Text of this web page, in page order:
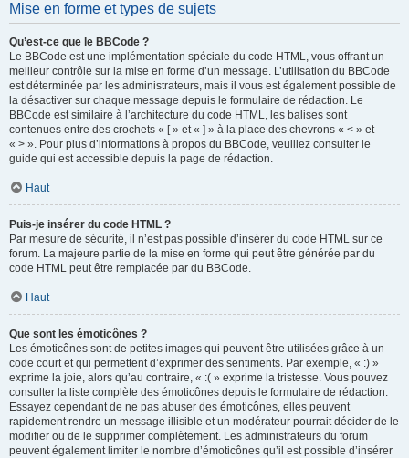
Mise en forme et types de sujets
Qu’est-ce que le BBCode ?
Le BBCode est une implémentation spéciale du code HTML, vous offrant un
meilleur contrôle sur la mise en forme d’un message. L’utilisation du BBCode
est déterminée par les administrateurs, mais il vous est également possible de
la désactiver sur chaque message depuis le formulaire de rédaction. Le
BBCode est similaire à l’architecture du code HTML, les balises sont
contenues entre des crochets « [ » et « ] » à la place des chevrons « < » et
« > ». Pour plus d’informations à propos du BBCode, veuillez consulter le
guide qui est accessible depuis la page de rédaction.
Haut
Puis-je insérer du code HTML ?
Par mesure de sécurité, il n’est pas possible d’insérer du code HTML sur ce
forum. La majeure partie de la mise en forme qui peut être générée par du
code HTML peut être remplacée par du BBCode.
Haut
Que sont les émoticônes ?
Les émoticônes sont de petites images qui peuvent être utilisées grâce à un
code court et qui permettent d’exprimer des sentiments. Par exemple, « :) »
exprime la joie, alors qu’au contraire, « :( » exprime la tristesse. Vous pouvez
consulter la liste complète des émoticônes depuis le formulaire de rédaction.
Essayez cependant de ne pas abuser des émoticônes, elles peuvent
rapidement rendre un message illisible et un modérateur pourrait décider de le
modifier ou de le supprimer complètement. Les administrateurs du forum
peuvent également limiter le nombre d’émoticônes qu’il est possible d’insérer